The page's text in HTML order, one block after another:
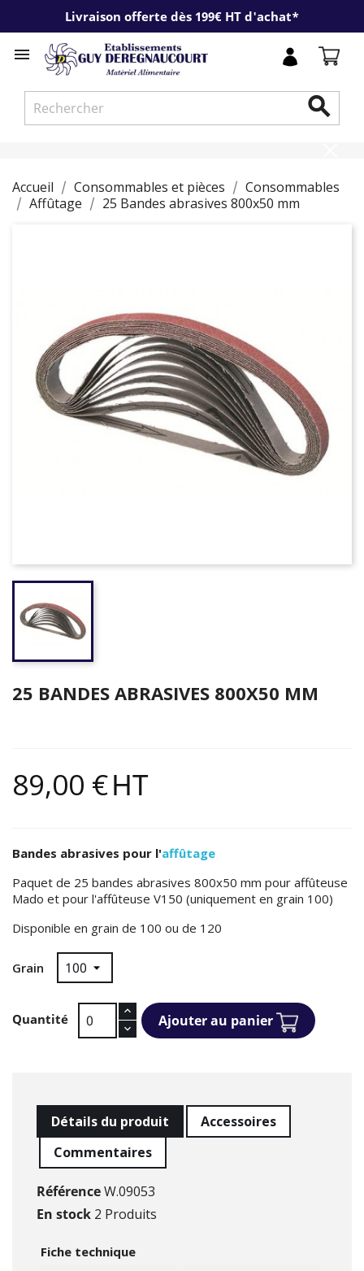
Livraison offerte dès 199€ HT d'achat*


Accueil Consommables et pièces
Consommables
Affûtage
25 Bandes abrasives 800x50 mm
25 BANDES ABRASIVES 800X50 MM
89,00 €HT
Bandes abrasives pour l'affûtage
Paquet de 25 bandes abrasives 800x50 mm pour affûteuse
Mado et pour l'affûteuse V150 (uniquement en grain 100)
Disponible en grain de 100 ou de 120
Grain
Quantité Ajouter au panier
Détails du produit
Accessoires
Commentaires
RéférenceW.09053
En stock 2 Produits
Fiche technique